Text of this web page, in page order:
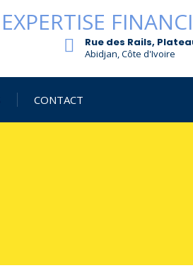
Rue des Rails,
Abidjan, Côte d'Ivoire
CONTACT